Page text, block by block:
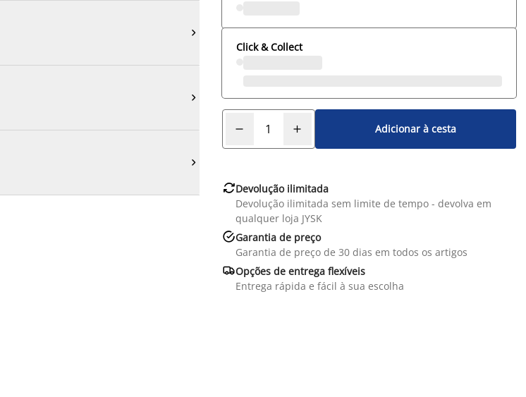



Click & Collect
Adicionar à cesta
Devolução ilimitada
Devolução ilimitada sem limite de tempo - devolva em
qualquer loja JYSK
Garantia de preço
Garantia de preço de 30 dias em todos os artigos
Opções de entrega flexíveis
Entrega rápida e fácil à sua escolha